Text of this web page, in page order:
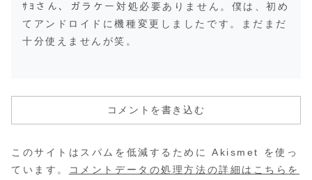
ｻﾖさん、ガラケー対処必要ありません。僕は、初め
てアンドロイドに機種変更しましたです。まだまだ
十分使えませんが笑。
コメントを書き込む
このサイトはスパムを低減するために Akismet を使っ
ています。
コメントデータの処理方法の詳細はこちらを